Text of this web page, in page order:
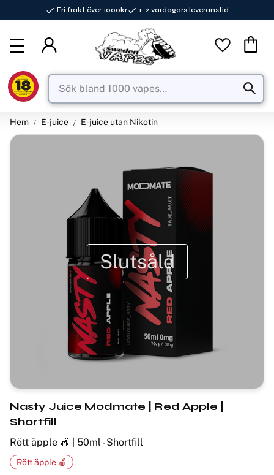
Fri frakt över 1000kr 1–2 vardagars leveranstid
Favoriter
Hem E-juice E-juice utan Nikotin
Slutsåld
Nasty Juice Modmate | Red Apple |
Shortfill
Rött äpple 🍎 | 50ml - Shortfill
Rött äpple 🍎